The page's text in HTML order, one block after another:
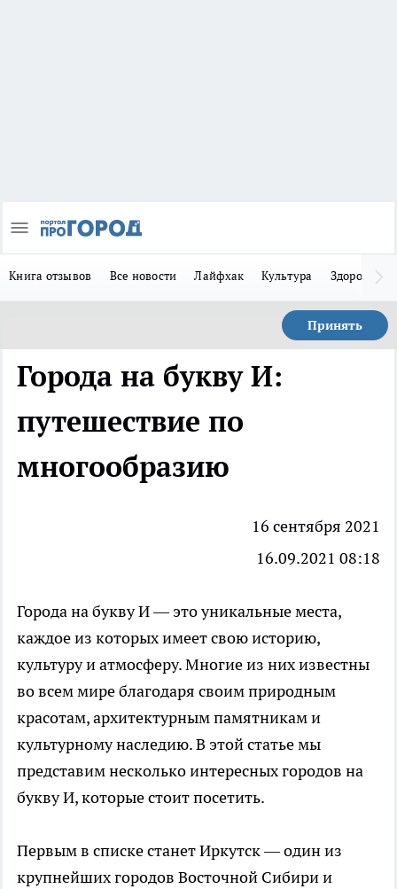
Книга отзывов Все новости Лайфхак Культура Здоровье
Принять
Города на букву И:
путешествие по
многообразию
16 сентября 2021
16.09.2021 08:18
Города на букву И— это уникальные места,
каждое из которых имеет свою историю,
культуру и атмосферу. Многие из них известны
во всем мире благодаря своим природным
красотам, архитектурным памятникам и
культурному наследию. В этой статье мы
представим несколько интересных городов на
букву И, которые стоит посетить.
Первым в списке станет Иркутск — один из
крупнейших городов Восточной Сибири и